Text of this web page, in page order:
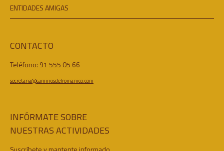
ENTIDADES AMIGAS
CONTACTO
Teléfono: 91 555 05 66
secretaria@caminosdelromanico.com
INFÓRMATE SOBRE
NUESTRAS ACTIVIDADES